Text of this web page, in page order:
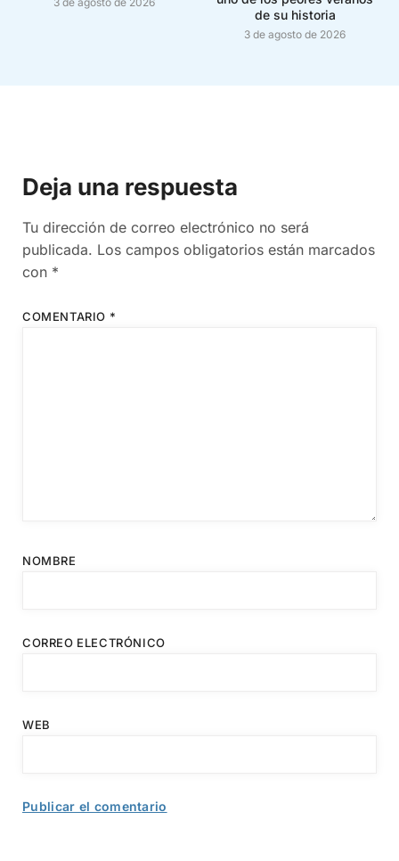
de su historia
3 de agosto de 2026
Deja una respuesta
Tu dirección de correo electrónico no será
publicada. Los campos obligatorios están marcados
con *
COMENTARIO *
NOMBRE
CORREO ELECTRÓNICO
WEB